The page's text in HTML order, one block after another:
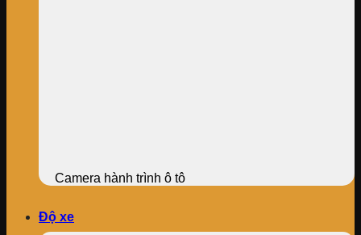
Camera hành trình ô tô
Độ xe